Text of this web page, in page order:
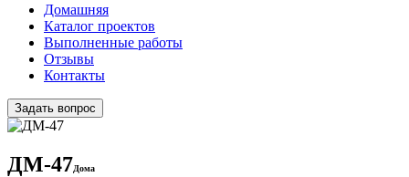
Домашняя
Каталог проектов
Выполненные работы
Отзывы
Контакты
Задать вопрос
ДМ-47Дома